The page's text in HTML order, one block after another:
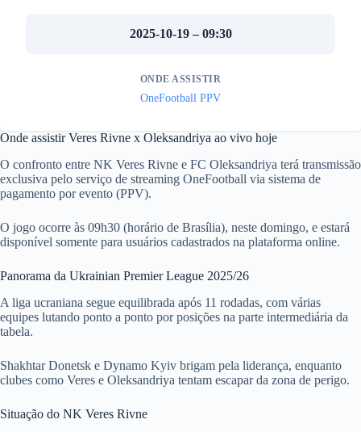
2025-10-19 – 09:30
ONDE ASSISTIR
OneFootball PPV
Onde assistir Veres Rivne x Oleksandriya ao vivo hoje
O confronto entre NK Veres Rivne e FC Oleksandriya terá transmissão
exclusiva pelo serviço de streaming OneFootball via sistema de
pagamento por evento (PPV).
O jogo ocorre às 09h30 (horário de Brasília), neste domingo, e estará
disponível somente para usuários cadastrados na plataforma online.
Panorama da Ukrainian Premier League 2025/26
A liga ucraniana segue equilibrada após 11 rodadas, com várias
equipes lutando ponto a ponto por posições na parte intermediária da
tabela.
Shakhtar Donetsk e Dynamo Kyiv brigam pela liderança, enquanto
clubes como Veres e Oleksandriya tentam escapar da zona de perigo.
Situação do NK Veres Rivne